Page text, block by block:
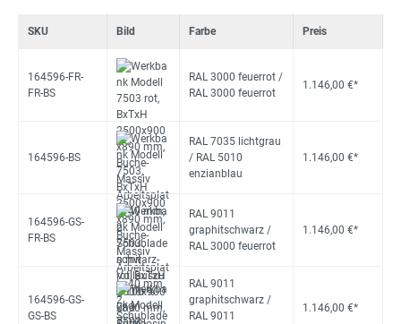
SKU Bild Farbe Preis
164596-FR-
FR-BS
RAL 3000 feuerrot /
RAL 3000 feuerrot
1.146,00 €*
164596-BS
RAL 7035 lichtgrau
/ RAL 5010
enzianblau
1.146,00 €*
164596-GS-
FR-BS
RAL 9011
graphitschwarz /
RAL 3000 feuerrot
1.146,00 €*
164596-GS-
GS-BS
RAL 9011
graphitschwarz /
RAL 9011
1.146,00 €*